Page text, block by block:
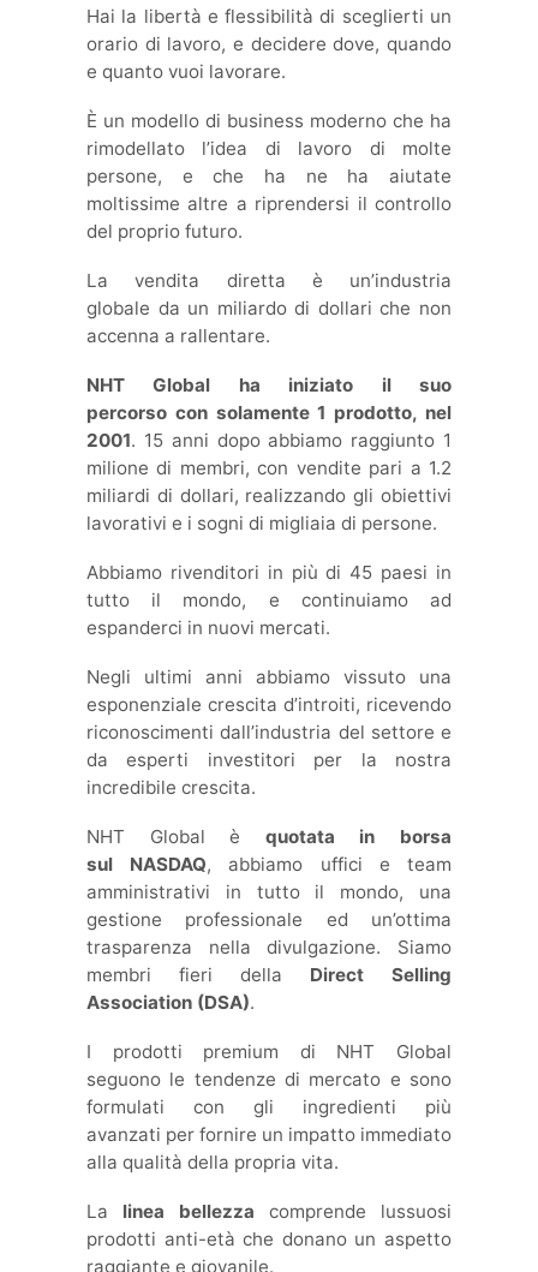
Hai la libertà e flessibilità di sceglierti un
orario di lavoro, e decidere dove, quando
e quanto vuoi lavorare.
È un modello di business moderno che ha
rimodellato l’idea di lavoro di molte
persone, e che ha ne ha aiutate
moltissime altre a riprendersi il controllo
del proprio futuro.
La vendita diretta è un’industria
globale da un miliardo di dollari che non
accenna a rallentare.
NHT Global ha iniziato il suo
percorso con solamente 1 prodotto, nel
2001. 15 anni dopo abbiamo raggiunto 1
milione di membri, con vendite pari a 1.2
miliardi di dollari, realizzando gli obiettivi
lavorativi e i sogni di migliaia di persone.
Abbiamo rivenditori in più di 45 paesi in
tutto il mondo, e continuiamo ad
espanderci in nuovi mercati.
Negli ultimi anni abbiamo vissuto una
esponenziale crescita d’introiti, ricevendo
riconoscimenti dall’industria del settore e
da esperti investitori per la nostra
incredibile crescita.
NHT Global è quotata in borsa
sul NASDAQ, abbiamo uffici e team
amministrativi in tutto il mondo, una
gestione professionale ed un’ottima
trasparenza nella divulgazione. Siamo
membri fieri della Direct Selling
Association (DSA).
I prodotti premium di NHT Global
seguono le tendenze di mercato e sono
formulati con gli ingredienti più
avanzati per fornire un impatto immediato
alla qualità della propria vita.
La linea bellezza comprende lussuosi
prodotti anti-età che donano un aspetto
raggiante e giovanile.